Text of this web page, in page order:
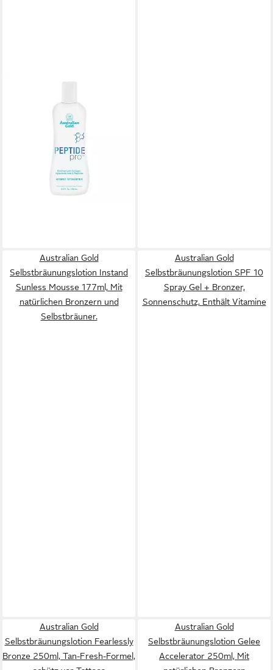
Peptide Pro Hybrid Lotion
250ml, Feuchtigkeitspendend,
reines Tanning Produkt
Australian Gold
Selbstbräunungslotion Instand
Sunless Mousse 177ml, Mit
natürlichen Bronzern und
Selbstbräuner.
Australian Gold
Selbstbräunungslotion SPF 10
Spray Gel + Bronzer,
Sonnenschutz, Enthält Vitamine
Australian Gold
Selbstbräunungslotion Fearlessly
Bronze 250ml, Tan-Fresh-Formel,
Australian Gold
Selbstbräunungslotion Gelee
Accelerator 250ml, Mit